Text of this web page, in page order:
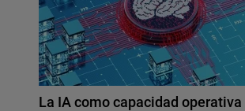
La IA como capacidad operativa